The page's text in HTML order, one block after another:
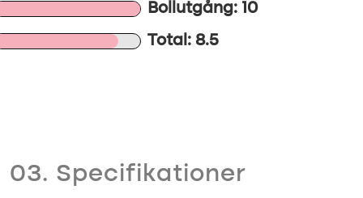
Bollutgång: 10
Total: 8.5
03. Specifikationer